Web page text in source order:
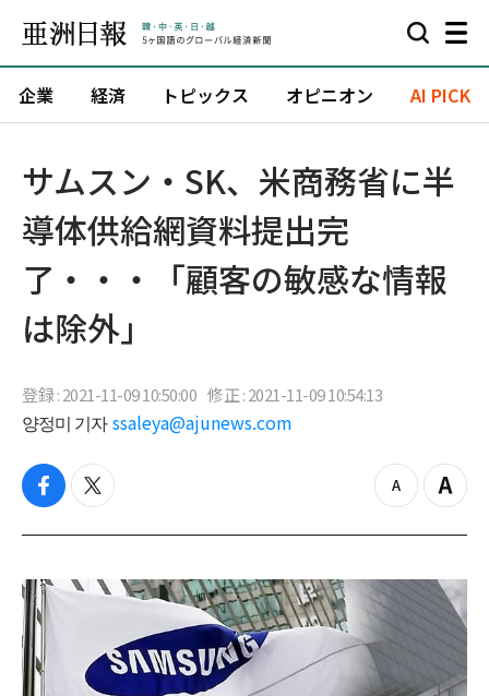
企業 経済 トピックス オピニオン AI PICK
サムスン・SK、米商務省に半
導体供給網資料提出完
了・・・「顧客の敏感な情報
は除外」
登録 : 2021-11-09 10:50:00 修正 : 2021-11-09 10:54:13
양정미 기자 ssaleya@ajunews.com
f
c
b
o
o
k
t
i
t
e
z
o
o
Z
o
i
n